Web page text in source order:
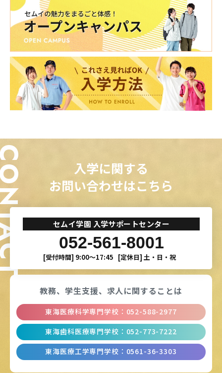
入学に関する
お問い合わせはこちら
セムイ学園 入学サポートセンター
052-561-8001
[受付時間] 9:00〜17:45 [定休日] 土・日・祝
教務、学生支援、 求人に関することは
東海医療科学専門学校 ： 052-588-2977
東海歯科医療専門学校 ： 052-773-7222
東海医療工学専門学校 ： 0561-36-3303